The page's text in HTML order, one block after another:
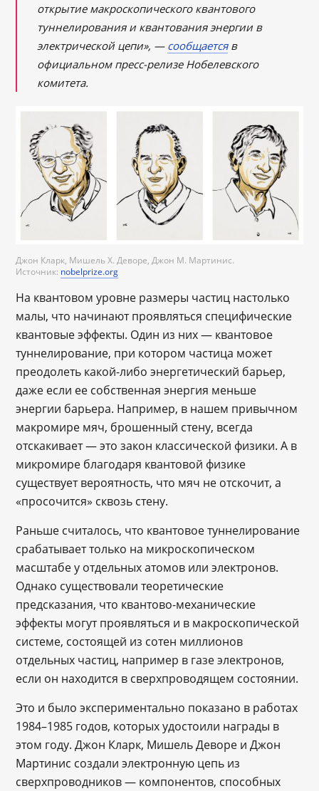
открытие макроскопического квантового
туннелирования и квантования энергии в
электрической цепи», — сообщаетсяв
официальном пресс-релизе Нобелевского
комитета.
Джон Кларк, Мишель Х. Деворе, Джон М. Мартинис.
Источник: nobelprize.org
На квантовом уровне размеры частиц настолько
малы, что начинают проявляться специфические
квантовые эффекты. Один из них — квантовое
туннелирование, при котором частица может
преодолеть какой-либо энергетический барьер,
даже если ее собственная энергия меньше
энергии барьера. Например, в нашем привычном
макромире мяч, брошенный стену, всегда
отскакивает — это закон классической физики. А в
микромире благодаря квантовой физике
существует вероятность, что мяч не отскочит, а
«просочится» сквозь стену.
Раньше считалось, что квантовое туннелирование
срабатывает только на микроскопическом
масштабе у отдельных атомов или электронов.
Однако существовали теоретические
предсказания, что квантово-механические
эффекты могут проявляться и в макроскопической
системе, состоящей из сотен миллионов
отдельных частиц, например в газе электронов,
если он находится в сверхпроводящем состоянии.
Это и было экспериментально показано в работах
1984–1985 годов, которых удостоили награды в
этом году. Джон Кларк, Мишель Деворе и Джон
Мартинис создали электронную цепь из
сверхпроводников — компонентов, способных